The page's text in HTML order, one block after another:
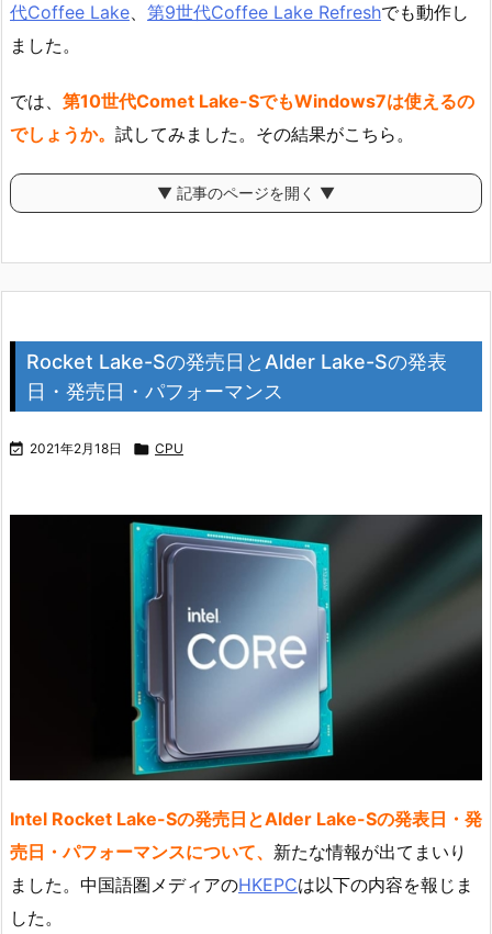
代Coffee Lake、 第9世代Coffee Lake Refreshでも動作し
ました。
では、 第10世代Comet Lake-SでもWindows7は使えるの
でしょうか。 試してみました。その結果がこちら。
▼ 記事のページを開く ▼
Rocket Lake-Sの発売日とAlder Lake-Sの発表
日・発売日・パフォーマンス
 2021年2月18日  CPU
Intel Rocket Lake-Sの発売日とAlder Lake-Sの発表日・発
売日・パフォーマンスについて、 新たな情報が出てまいり
ました。中国語圏メディアのHKEPCは以下の内容を報じま
した。